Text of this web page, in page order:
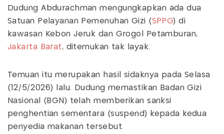
Dudung Abdurachman mengungkapkan ada dua
Satuan Pelayanan Pemenuhan Gizi (SPPG) di
kawasan Kebon Jeruk dan Grogol Petamburan,
Jakarta Barat , ditemukan tak layak.
Temuan itu merupakan hasil sidaknya pada Selasa
(12/5/2026) lalu. Dudung memastikan Badan Gizi
Nasional (BGN) telah memberikan sanksi
penghentian sementara (suspend) kepada kedua
penyedia makanan tersebut.